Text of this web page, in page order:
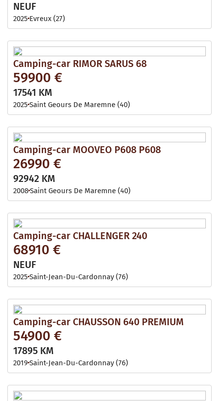
NEUF
2025 Evreux (27)
Camping-car RIMOR SARUS 68
59900 €
17541 KM
2025 Saint Geours De Maremne (40)
Camping-car MOOVEO P608 P608
26990 €
92942 KM
2008Saint Geours De Maremne (40)
Camping-car CHALLENGER 240
68910 €
NEUF
2025 Saint-Jean-Du-Cardonnay (76)
Camping-car CHAUSSON 640 PREMIUM
54900 €
17895 KM
2019 Saint-Jean-Du-Cardonnay (76)